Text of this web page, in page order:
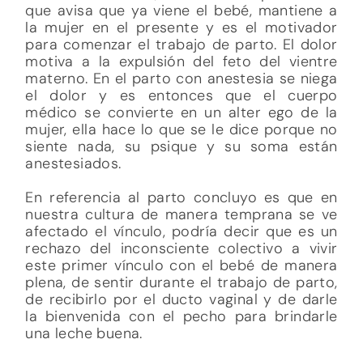
que avisa que ya viene el bebé, mantiene a
la mujer en el presente y es el motivador
para comenzar el trabajo de parto. El dolor
motiva a la expulsión del feto del vientre
materno. En el parto con anestesia se niega
el dolor y es entonces que el cuerpo
médico se convierte en un alter ego de la
mujer, ella hace lo que se le dice porque no
siente nada, su psique y su soma están
anestesiados.
En referencia al parto concluyo es que en
nuestra cultura de manera temprana se ve
afectado el vínculo, podría decir que es un
rechazo del inconsciente colectivo a vivir
este primer vínculo con el bebé de manera
plena, de sentir durante el trabajo de parto,
de recibirlo por el ducto vaginal y de darle
la bienvenida con el pecho para brindarle
una leche buena.